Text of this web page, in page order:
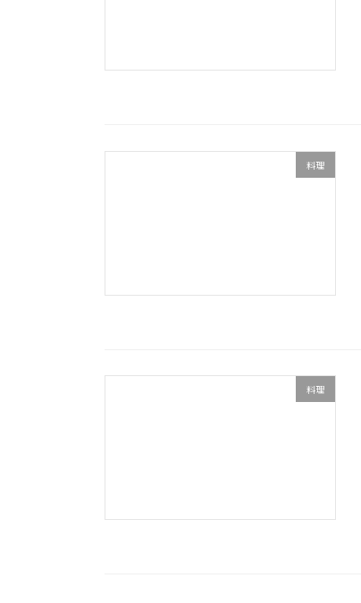
料理
料理